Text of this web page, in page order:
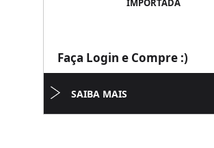
IMPORTADA
Faça Login e Compre :)
SAIBA MAIS